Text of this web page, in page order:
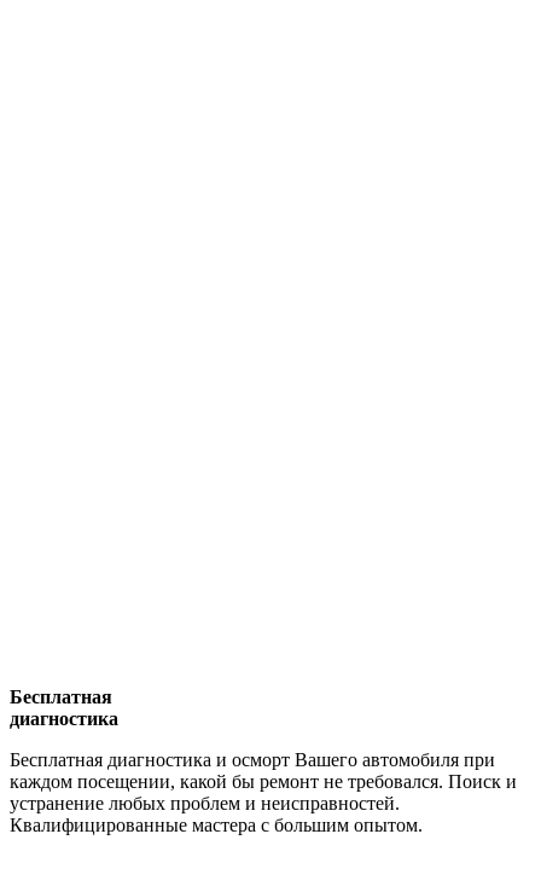
Бесплатная
диагностика
Бесплатная диагностика и осморт Вашего автомобиля при
каждом посещении, какой бы ремонт не требовался. Поиск и
устранение любых проблем и неисправностей.
Квалифицированные мастера с большим опытом.